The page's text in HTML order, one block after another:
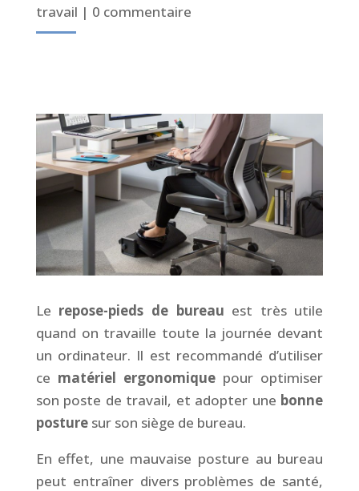
travail | 0 commentaire
Le repose-pieds de bureau est très utile
quand on travaille toute la journée devant
un ordinateur. Il est recommandé d’utiliser
ce matériel ergonomique pour optimiser
son poste de travail, et adopter une bonne
posturesur son siège de bureau.
En effet, une mauvaise posture au bureau
peut entraîner divers problèmes de santé,